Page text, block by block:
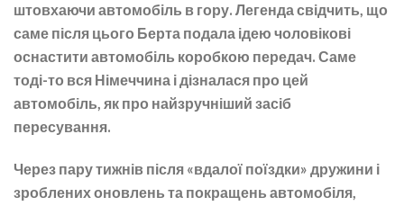
штовхаючи автомобіль в гору. Легенда свідчить, що
саме після цього Берта подала ідею чоловікові
оснастити автомобіль коробкою передач. Саме
тоді-то вся Німеччина і дізналася про цей
автомобіль, як про найзручніший засіб
пересування.
Через пару тижнів після «вдалої поїздки» дружини і
зроблених оновлень та покращень автомобіля,